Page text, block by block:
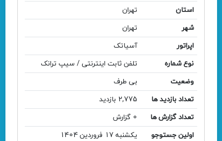
استان
تهران
شهر
تهران
اپراتور
آسیاتک
نوع شماره
تلفن ثابت اینترنتی / سیپ ترانک
وضعیت
بی طرف
تعداد بازدید ها
2,775 بازدید
تعداد گزارش ها
0 گزارش
اولین جستوجو
یکشنبه 17 فروردین 1404